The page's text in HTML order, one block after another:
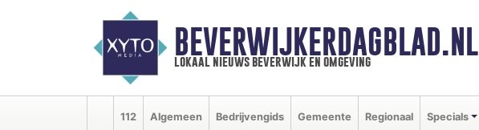
BEVERWIJKERDAGBLAD.NL
lokaal nieuws beverwijk en omgeving
112 Algemeen Bedrijvengids Gemeente Regionaal Specials